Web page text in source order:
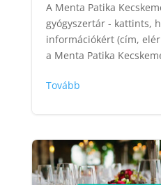
A Menta Patika
gyógyszertár - kattints,
információkért (cím,
a Menta Patika
Tovább